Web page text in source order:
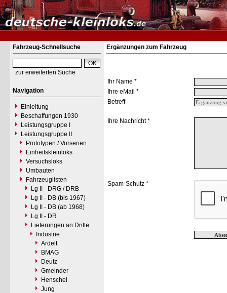
Fahrzeug-Schnellsuche
zur erweiterten Suche
Navigation
Einleitung
Beschaffungen 1930
Leistungsgruppe I
Leistungsgruppe II
Prototypen / Vorserien
Einheitskleinloks
Versuchsloks
Umbauten
Fahrzeuglisten
Lg II - DRG / DRB
Lg II - DB (bis 1967)
Lg II - DB (ab 1968)
Lg II - DR
Lieferungen an Dritte
Industrie
Ardelt
BMAG
Deutz
Gmeinder
Henschel
Jung
Ergänzungen zum Fahrzeug
Ihr Name *
Ihre eMail *
Betreff
Ihre Nachricht *
Spam-Schutz *